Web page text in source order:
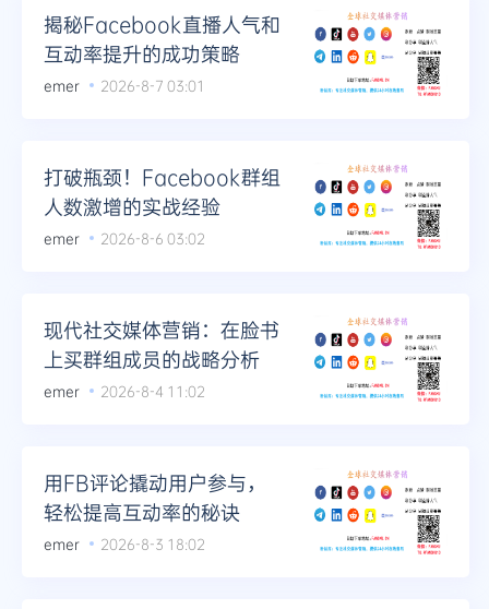
揭秘Facebook直播人气和
互动率提升的成功策略
emer 2026-8-7 03:01
打破瓶颈！Facebook群组
人数激增的实战经验
emer 2026-8-6 03:02
现代社交媒体营销：在脸书
上买群组成员的战略分析
emer 2026-8-4 11:02
用FB评论撬动用户参与，
轻松提高互动率的秘诀
emer 2026-8-3 18:02